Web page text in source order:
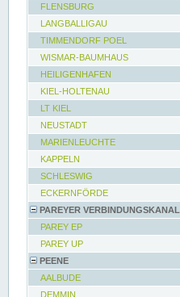
FLENSBURG
LANGBALLIGAU
TIMMENDORF POEL
WISMAR-BAUMHAUS
HEILIGENHAFEN
KIEL-HOLTENAU
LT KIEL
NEUSTADT
MARIENLEUCHTE
KAPPELN
SCHLESWIG
ECKERNFÖRDE
PAREYER VERBINDUNGSKANAL
PAREY EP
PAREY UP
PEENE
AALBUDE
DEMMIN